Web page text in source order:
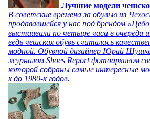
Лучшие модели
В советские времена за обувью из
продававшейся у нас под брендом
выстаивали по четыре часа в очереди
ведь чешская обувь считалась
модной. Обувной дизайнер Юрай Шушка
журналом Shoes Report фотоархивом
которой собраны самые интересные
х до 1980-х годов.